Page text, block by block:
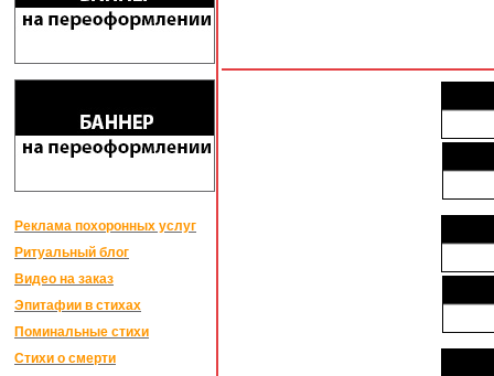
Реклама похоронных услуг
Ритуальный блог
Видео на заказ
Эпитафии в стихах
Поминальные стихи
Стихи о смерти